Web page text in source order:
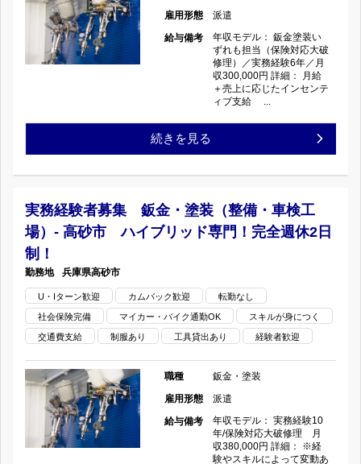
イ
入
庫
す
る
浜
の
場)-
ッ
ト
ー
ム
な
雇用形態
派遣
給与備考
年収モデル： 鈑金塗装い
ずれも担当（保険対応大破
修理）／実務経験6年／月
収300,000円 詳細： 月給
＋売上に応じたインセンテ
ィブ支給 ...
経
者
募
鈑
金・
塗
(整
続きを見る
実務経験者募集 鈑金・塗装（整備・車検工
場）- 高砂市 ハイブリッド専門！完全週休2日
制！
兵庫県高砂市
U・Iターン歓迎 カムバック歓迎 転勤なし
社会保険完備 マイカー・バイク通勤OK スキルが身につく
交通費支給 制服あり 工具貸出あり 経験者歓迎
職種
鈑金・塗装
雇用形態
派遣
給与備考
年収モデル： 実務経験10
年/保険対応大破修理 月
収380,000円 詳細： ※経
験やスキルによって変動あ